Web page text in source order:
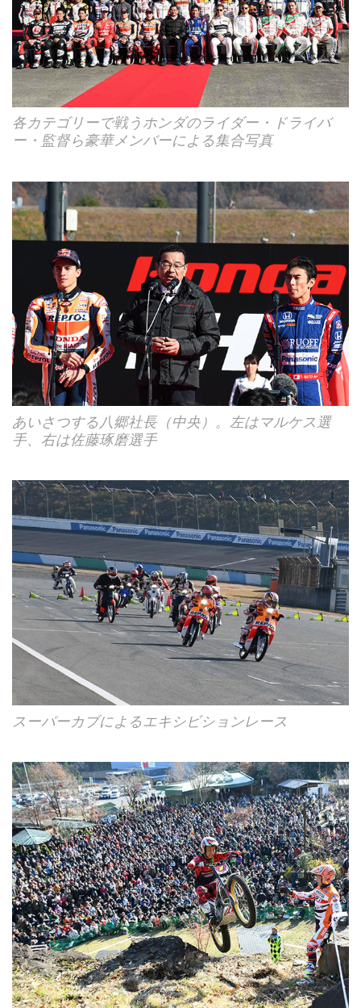
各カテゴリーで戦うホンダのライダー・ドライバ
ー・監督ら豪華メンバーによる集合写真
あいさつする八郷社長（中央）。左はマルケス選
手、右は佐藤琢磨選手
スーパーカブによるエキシビションレース